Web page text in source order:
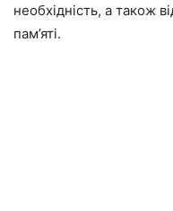
необхідність, а також
пам’яті.